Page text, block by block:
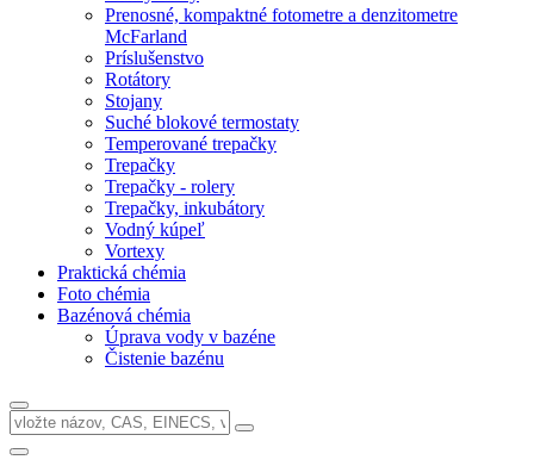
Prenosné, kompaktné fotometre a denzitometre
McFarland
Príslušenstvo
Rotátory
Stojany
Suché blokové termostaty
Temperované trepačky
Trepačky
Trepačky - rolery
Trepačky, inkubátory
Vodný kúpeľ
Vortexy
Praktická chémia
Foto chémia
Bazénová chémia
Úprava vody v bazéne
Čistenie bazénu